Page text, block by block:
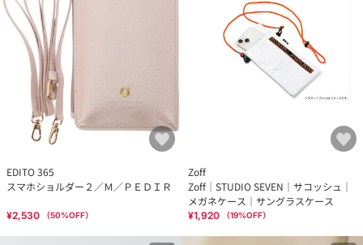
EDITO 365
スマホショルダー２／Ｍ／ＰＥＤＩＲ
¥2,530 （50%OFF）
Zoff
Zoff｜STUDIO SEVEN｜サコッシュ｜
メガネケース｜サングラスケース
¥1,920 （19%OFF）